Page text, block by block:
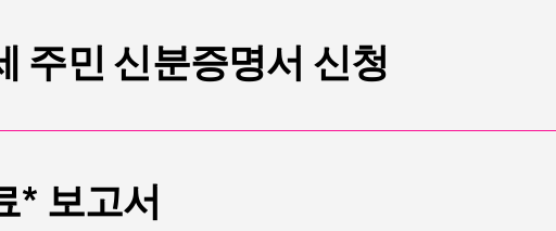
주민 신분증명서 신청
* 보고서